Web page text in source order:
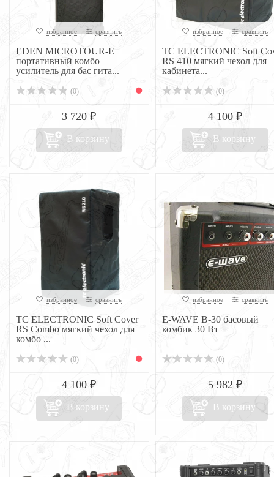
избранное сравнить
EDEN MICROTOUR-E
портативный комбо
усилитель для бас гита...
(0)
3 720 ₽
В корзину
избранное сравнить
TC ELECTRONIC Soft
RS 410 мягкий чехол для
кабинета...
(0)
4 100 ₽
В корзину
избранное сравнить
TC ELECTRONIC Soft Cover
RS Combo мягкий чехол для
комбо ...
(0)
4 100 ₽
В корзину
избранное сравнить
E-WAVE B-30 басовый
комбик 30 Вт
(0)
5 982 ₽
В корзину